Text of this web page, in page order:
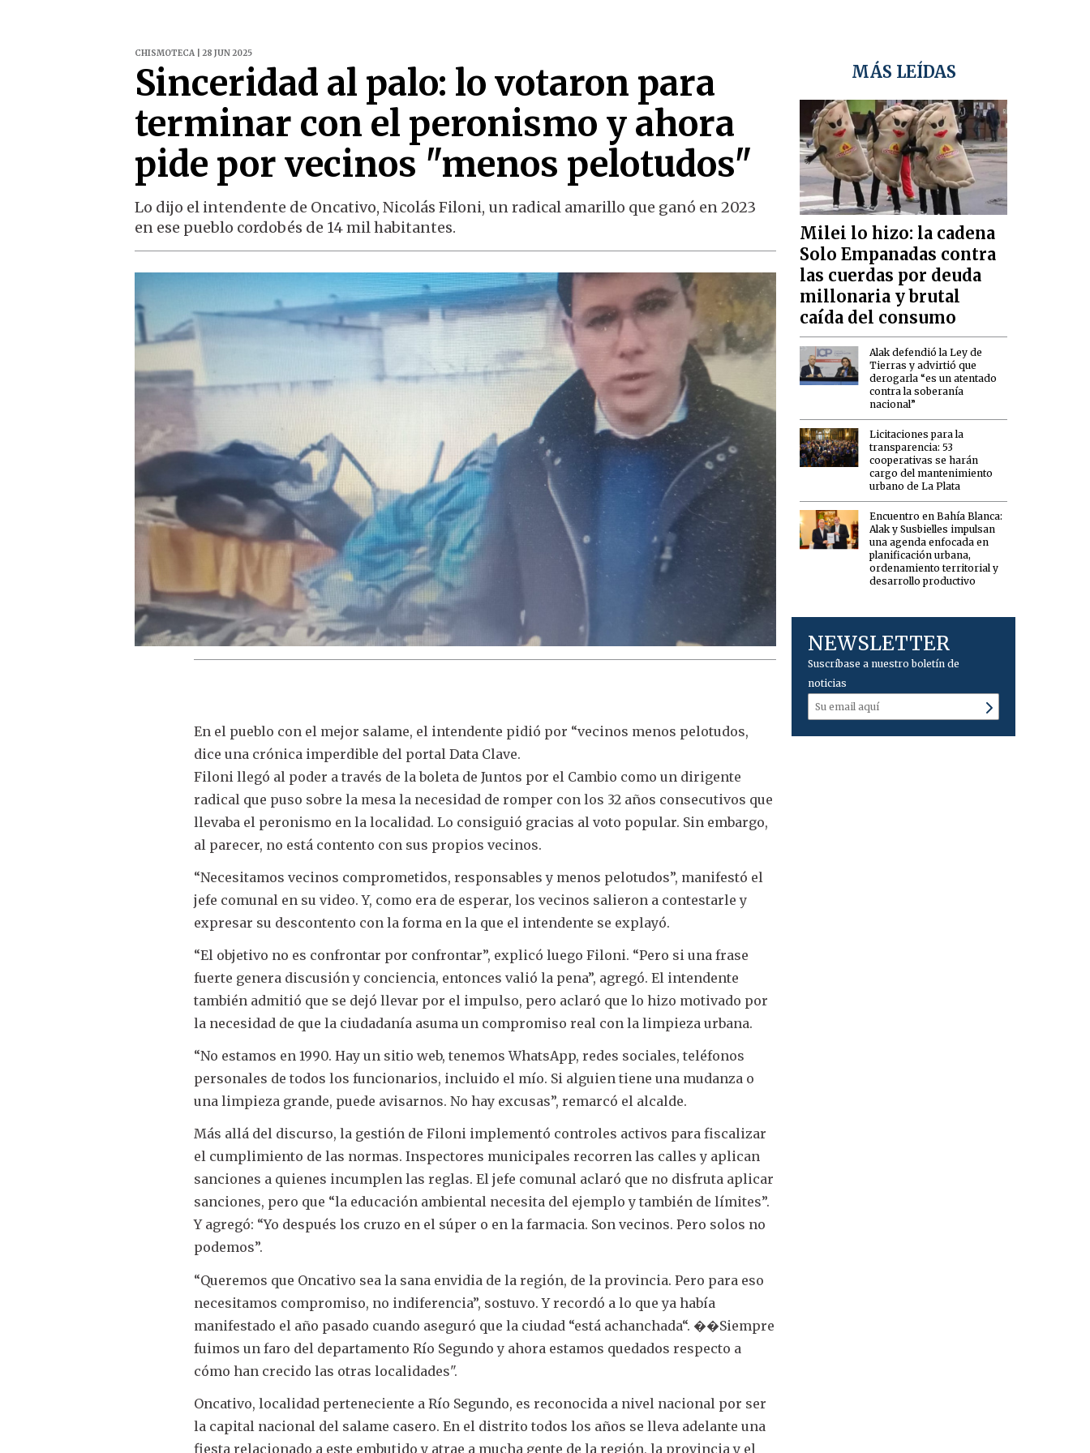
CHISMOTECA | 28 JUN 2025
Sinceridad al palo: lo votaron para
terminar con el peronismo y ahora
pide por vecinos "menos pelotudos"
Lo dijo el intendente de Oncativo, Nicolás Filoni, un radical amarillo que ganó en 2023
en ese pueblo cordobés de 14 mil habitantes.
En el pueblo con el mejor salame, el intendente pidió por “vecinos menos pelotudos,
dice una crónica imperdible del portal Data Clave.
Filoni llegó al poder a través de la boleta de Juntos por el Cambio como un dirigente
radical que puso sobre la mesa la necesidad de romper con los 32 años consecutivos que
llevaba el peronismo en la localidad. Lo consiguió gracias al voto popular. Sin embargo,
al parecer, no está contento con sus propios vecinos.
“Necesitamos vecinos comprometidos, responsables y menos pelotudos”, manifestó el
jefe comunal en su video. Y, como era de esperar, los vecinos salieron a contestarle y
expresar su descontento con la forma en la que el intendente se explayó.
“El objetivo no es confrontar por confrontar”, explicó luego Filoni. “Pero si una frase
fuerte genera discusión y conciencia, entonces valió la pena”, agregó. El intendente
también admitió que se dejó llevar por el impulso, pero aclaró que lo hizo motivado por
la necesidad de que la ciudadanía asuma un compromiso real con la limpieza urbana.
“No estamos en 1990. Hay un sitio web, tenemos WhatsApp, redes sociales, teléfonos
personales de todos los funcionarios, incluido el mío. Si alguien tiene una mudanza o
una limpieza grande, puede avisarnos. No hay excusas”, remarcó el alcalde.
Más allá del discurso, la gestión de Filoni implementó controles activos para fiscalizar
el cumplimiento de las normas. Inspectores municipales recorren las calles y aplican
sanciones a quienes incumplen las reglas. El jefe comunal aclaró que no disfruta aplicar
sanciones, pero que “la educación ambiental necesita del ejemplo y también de límites”.
Y agregó: “Yo después los cruzo en el súper o en la farmacia. Son vecinos. Pero solos no
podemos”.
“Queremos que Oncativo sea la sana envidia de la región, de la provincia. Pero para eso
necesitamos compromiso, no indiferencia”, sostuvo. Y recordó a lo que ya había
manifestado el año pasado cuando aseguró que la ciudad “está achanchada“. ��Siempre
fuimos un faro del departamento Río Segundo y ahora estamos quedados respecto a
cómo han crecido las otras localidades".
Oncativo, localidad perteneciente a Río Segundo, es reconocida a nivel nacional por ser
la capital nacional del salame casero. En el distrito todos los años se lleva adelante una
fiesta relacionado a este embutido y atrae a mucha gente de la región, la provincia y el
MÁS LEÍDAS
Milei lo hizo: la cadena
Solo Empanadas contra
las cuerdas por deuda
millonaria y brutal
caída del consumo
Alak defendió la Ley de
Tierras y advirtió que
derogarla “es un atentado
contra la soberanía
nacional”
Licitaciones para la
transparencia: 53
cooperativas se harán
cargo del mantenimiento
urbano de La Plata
Encuentro en Bahía Blanca:
Alak y Susbielles impulsan
una agenda enfocada en
planificación urbana,
ordenamiento territorial y
desarrollo productivo
NEWSLETTER
Suscríbase a nuestro boletín de
noticias